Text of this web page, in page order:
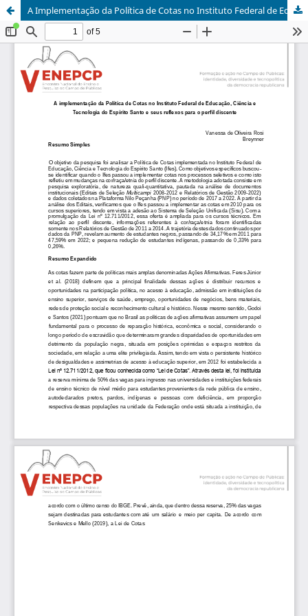
A Implementação da Política de Cotas no Instituto Federal de Educação, Ciência e Tecnologia do Espírito Santo e seus reflexos para o perfil discente